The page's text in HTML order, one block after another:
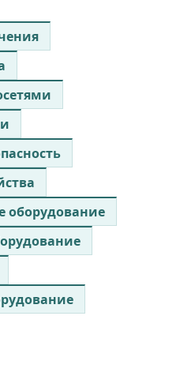
оборудование